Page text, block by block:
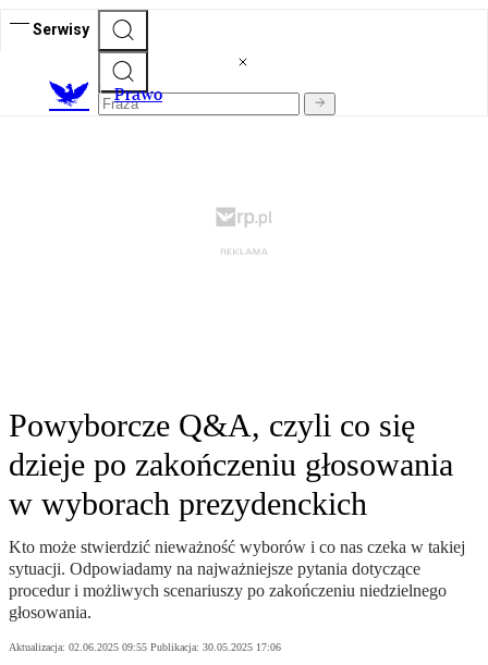
Serwisy
Prawo
Powyborcze Q&A, czyli co się
dzieje po zakończeniu głosowania
w wyborach prezydenckich
Kto może stwierdzić nieważność wyborów i co nas czeka w takiej
sytuacji. Odpowiadamy na najważniejsze pytania dotyczące
procedur i możliwych scenariuszy po zakończeniu niedzielnego
głosowania.
Aktualizacja: 02.06.2025 09:55 Publikacja: 30.05.2025 17:06